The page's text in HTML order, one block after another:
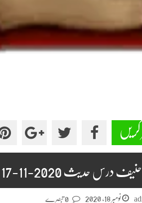
کریں
حنیف درس حدیث 2020-11-17
نومبر 18, 2020